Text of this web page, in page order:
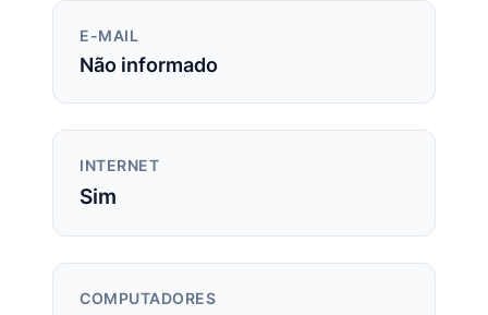
E-MAIL
Não informado
INTERNET
Sim
COMPUTADORES